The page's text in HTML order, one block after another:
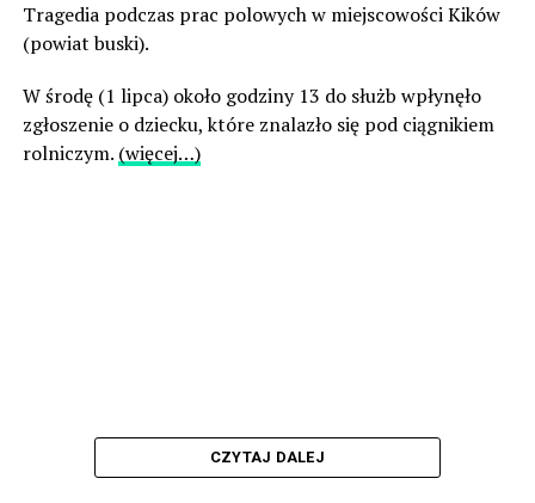
Tragedia podczas prac polowych w miejscowości Kików
(powiat buski).
W środę (1 lipca) około godziny 13 do służb wpłynęło
zgłoszenie o dziecku, które znalazło się pod ciągnikiem
rolniczym. (więcej…)
CZYTAJ DALEJ